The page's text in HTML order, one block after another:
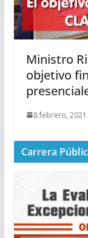
Ministro
objetivo
8 febrero, 2021
Carrera